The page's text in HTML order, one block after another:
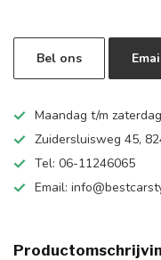
Bel ons
Maandag t/m
Zuidersluisweg 45,
Tel: 06-11246065
Email: